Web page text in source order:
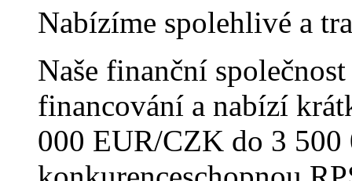
Nabízíme spolehlivé a
Naše finanční
financování a nabízí
000 EUR/CZK do 3